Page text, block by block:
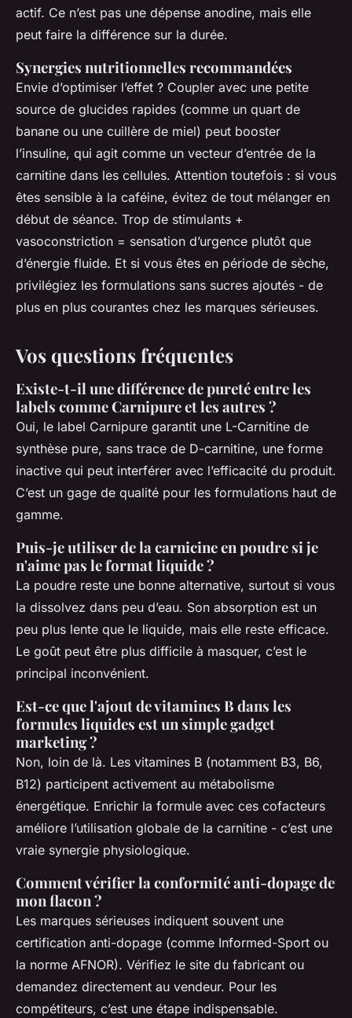
actif. Ce n’est pas une dépense anodine, mais elle
peut faire la différence sur la durée.
Synergies nutritionnelles recommandées
Envie d’optimiser l’effet ? Coupler avec une petite
source de glucides rapides (comme un quart de
banane ou une cuillère de miel) peut booster
l’insuline, qui agit comme un vecteur d’entrée de la
carnitine dans les cellules. Attention toutefois : si vous
êtes sensible à la caféine, évitez de tout mélanger en
début de séance. Trop de stimulants +
vasoconstriction = sensation d’urgence plutôt que
d’énergie fluide. Et si vous êtes en période de sèche,
privilégiez les formulations sans sucres ajoutés - de
plus en plus courantes chez les marques sérieuses.
Vos questions fréquentes
Existe-t-il une différence de pureté entre les
labels comme Carnipure et les autres ?
Oui, le label Carnipure garantit une L-Carnitine de
synthèse pure, sans trace de D-carnitine, une forme
inactive qui peut interférer avec l’efficacité du produit.
C’est un gage de qualité pour les formulations haut de
gamme.
Puis-je utiliser de la carnicine en poudre si je
n'aime pas le format liquide ?
La poudre reste une bonne alternative, surtout si vous
la dissolvez dans peu d’eau. Son absorption est un
peu plus lente que le liquide, mais elle reste efficace.
Le goût peut être plus difficile à masquer, c’est le
principal inconvénient.
Est-ce que l'ajout de vitamines B dans les
formules liquides est un simple gadget
marketing ?
Non, loin de là. Les vitamines B (notamment B3, B6,
B12) participent activement au métabolisme
énergétique. Enrichir la formule avec ces cofacteurs
améliore l’utilisation globale de la carnitine - c’est une
vraie synergie physiologique.
Comment vérifier la conformité anti-dopage de
mon flacon ?
Les marques sérieuses indiquent souvent une
certification anti-dopage (comme Informed-Sport ou
la norme AFNOR). Vérifiez le site du fabricant ou
demandez directement au vendeur. Pour les
compétiteurs, c’est une étape indispensable.